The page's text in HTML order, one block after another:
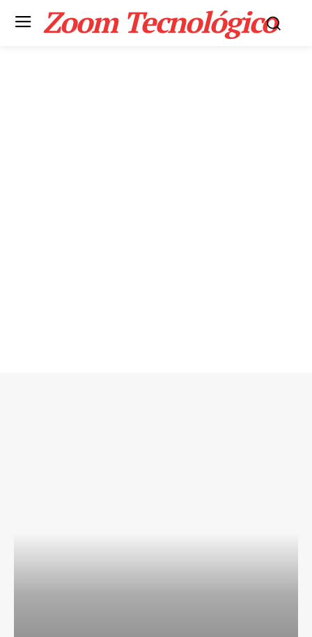
Zoom Tecnológico